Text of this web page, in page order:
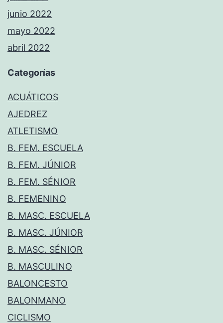
junio 2022
mayo 2022
abril 2022
Categorías
ACUÁTICOS
AJEDREZ
ATLETISMO
B. FEM. ESCUELA
B. FEM. JÚNIOR
B. FEM. SÉNIOR
B. FEMENINO
B. MASC. ESCUELA
B. MASC. JÚNIOR
B. MASC. SÉNIOR
B. MASCULINO
BALONCESTO
BALONMANO
CICLISMO